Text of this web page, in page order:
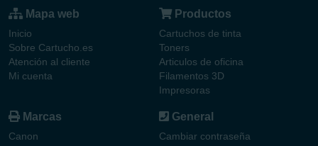
Mapa web
Inicio
Sobre Cartucho.es
Atención al cliente
Mi cuenta
Productos
Cartuchos de tinta
Toners
Articulos de oficina
Filamentos 3D
Impresoras
Marcas
Canon
General
Cambiar contraseña